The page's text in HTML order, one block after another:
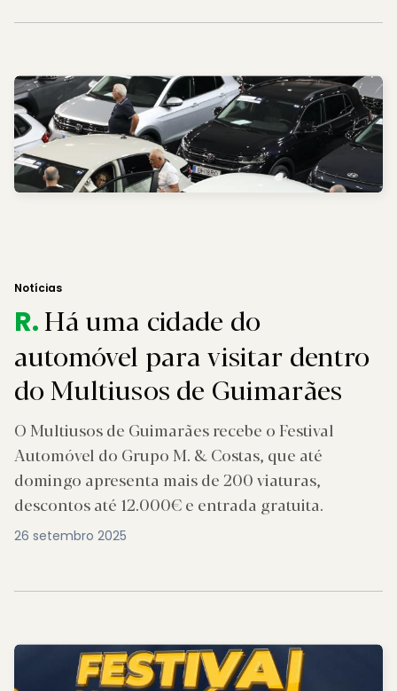
Notícias
R.Há uma cidade do
automóvel para visitar dentro
do Multiusos de Guimarães
O Multiusos de Guimarães recebe o Festival
Automóvel do Grupo M. & Costas, que até
domingo apresenta mais de 200 viaturas,
descontos até 12.000€ e entrada gratuita.
26 setembro 2025